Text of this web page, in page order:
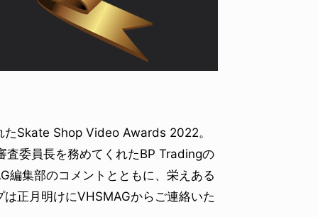
2026.07.31
Skate Shop Video Awards 2022。
査委員長を務めてくれたBP Tradingの
編集部のコメントとともに、栄えある
正月明けにVHSMAGからご連絡いた